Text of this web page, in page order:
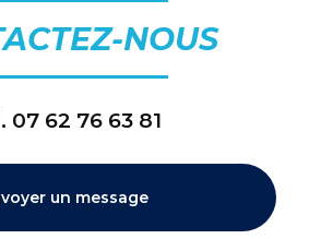
NOUS
07 62 76 63 81
un message